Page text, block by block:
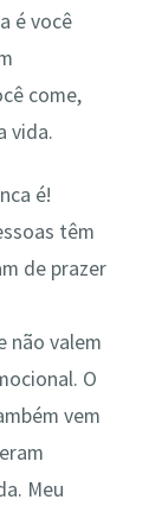
é você
come,
vida.
é!
têm
de prazer
não valem
O
vem
Meu